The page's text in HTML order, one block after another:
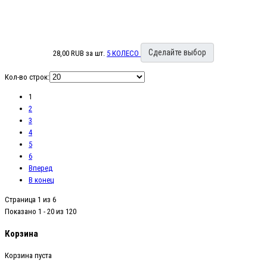
28,00 RUB за шт. 5 КОЛЕСО Сделайте выбор
Кол-во строк:
1
2
3
4
5
6
Вперед
В конец
Страница 1 из 6
Показано 1 - 20 из 120
Корзина
Корзина пуста